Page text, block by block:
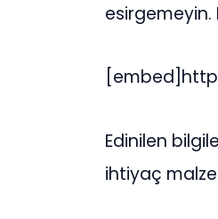
esirgemeyin.
Edinilen
ihtiyaç